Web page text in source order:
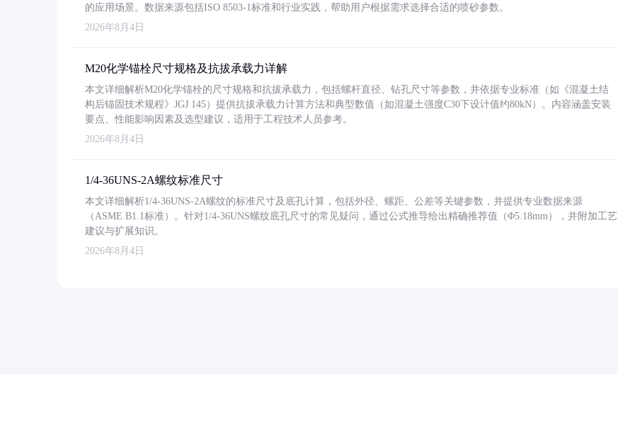
的应用场景。数据来源包括ISO 8503-1标准和行业实践，帮助用户根据需求选择合适的喷砂参数。
2026年8月4日
M20化学锚栓尺寸规格及抗拔承载力详解
本文详细解析M20化学锚栓的尺寸规格和抗拔承载力，包括螺杆直径、钻孔尺寸等参数，并依据专业标准（如《混凝土结
构后锚固技术规程》JGJ 145）提供抗拔承载力计算方法和典型数值（如混凝土强度C30下设计值约80kN）。内容涵盖安装
要点、性能影响因素及选型建议，适用于工程技术人员参考。
2026年8月4日
1/4-36UNS-2A螺纹标准尺寸
本文详细解析1/4-36UNS-2A螺纹的标准尺寸及底孔计算，包括外径、螺距、公差等关键参数，并提供专业数据来源
（ASME B1.1标准）。针对1/4-36UNS螺纹底孔尺寸的常见疑问，通过公式推导给出精确推荐值（Φ5.18mm），并附加工艺
建议与扩展知识。
2026年8月4日